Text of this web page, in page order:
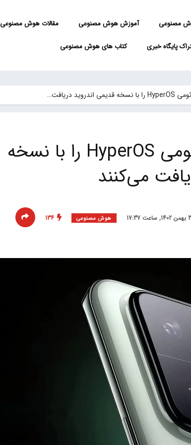
مصنوعی آموزش هوش مصنوعی مقالات هوش مصنوعی
پایگاه خبری کتاب های هوش مصنوعی
این ۳ گوشی شیائومی HyperOS را با نسخه
می‌کنند
هوش مصنوعی
134